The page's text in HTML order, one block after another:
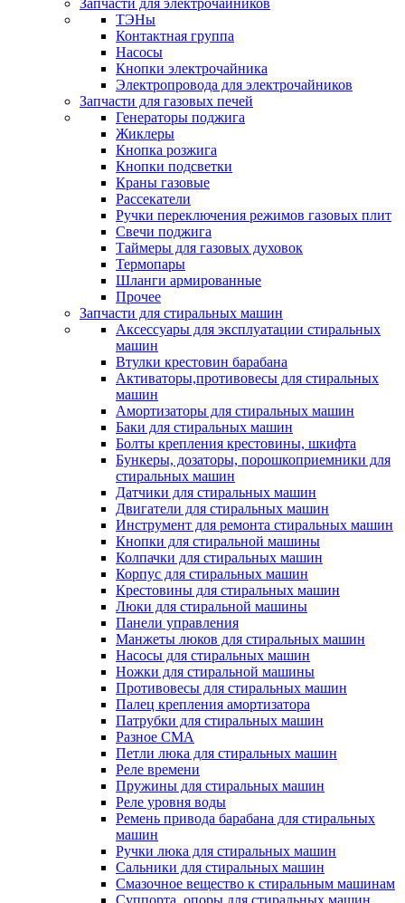
Запчасти для электрочайников
ТЭНы
Контактная группа
Насосы
Кнопки электрочайника
Электропровода для электрочайников
Запчасти для газовых печей
Генераторы поджига
Жиклеры
Кнопка розжига
Кнопки подсветки
Краны газовые
Рассекатели
Ручки переключения режимов газовых плит
Свечи поджига
Таймеры для газовых духовок
Термопары
Шланги армированные
Прочее
Запчасти для стиральных машин
Аксессуары для эксплуатации стиральных
машин
Втулки крестовин барабана
Активаторы,противовесы для стиральных
машин
Амортизаторы для стиральных машин
Баки для стиральных машин
Болты крепления крестовины, шкифта
Бункеры, дозаторы, порошкоприемники для
стиральных машин
Датчики для стиральных машин
Двигатели для стиральных машин
Инструмент для ремонта стиральных машин
Кнопки для стиральной машины
Колпачки для стиральных машин
Корпус для стиральных машин
Крестовины для стиральных машин
Люки для стиральной машины
Панели управления
Манжеты люков для стиральных машин
Насосы для стиральных машин
Ножки для стиральной машины
Противовесы для стиральных машин
Палец крепления амортизатора
Патрубки для стиральных машин
Разное СМА
Петли люка для стиральных машин
Реле времени
Пружины для стиральных машин
Реле уровня воды
Ремень привода барабана для стиральных
машин
Ручки люка для стиральных машин
Сальники для стиральных машин
Смазочное вещество к стиральным машинам
Суппорта, опоры для стиральных машин